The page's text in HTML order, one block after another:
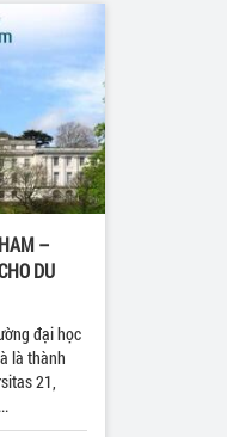
–
DU
đại học
là thành
21,